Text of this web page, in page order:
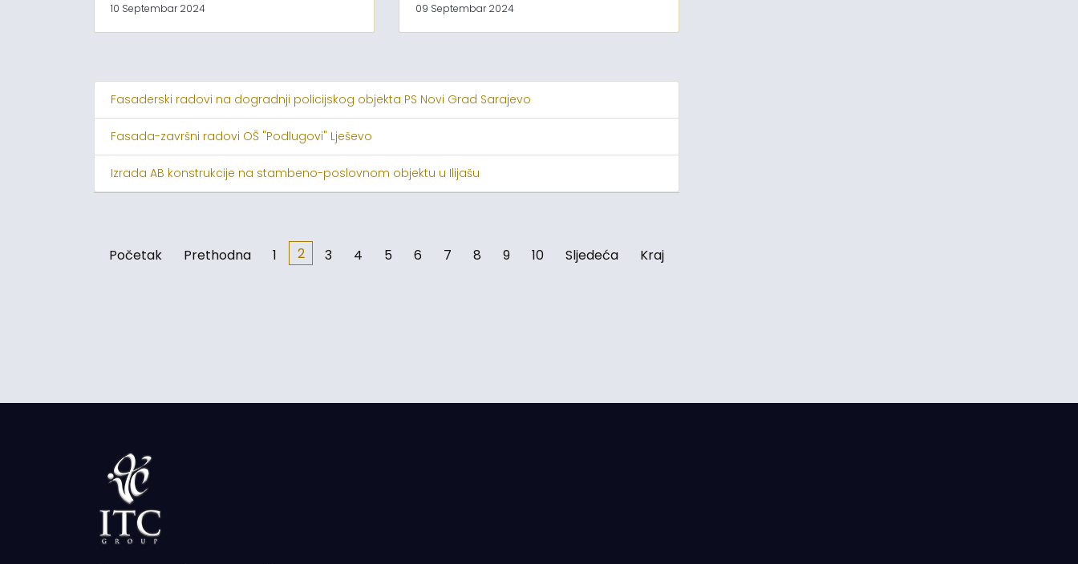
10 Septembar 2024 09 Septembar 2024
Fasaderski radovi na dogradnji policijskog objekta PS Novi Grad Sarajevo
Fasada-završni radovi OŠ "Podlugovi" Lješevo
Izrada AB konstrukcije na stambeno-poslovnom objektu u Ilijašu
Početak Prethodna 1 2 3 4 5 6 7 8 9 10 Sljedeća Kraj